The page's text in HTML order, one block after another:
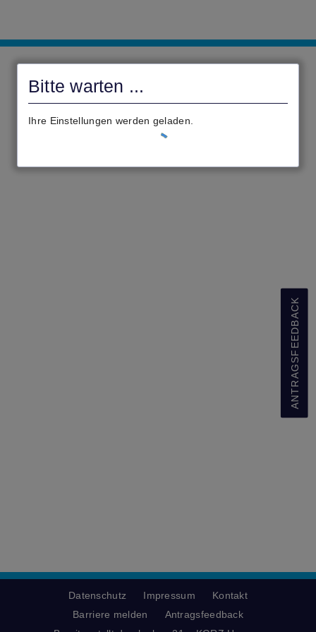
Bitte warten ...
Ihre Einstellungen werden geladen.
ANTRAGSFEEDBACK
Datenschutz Impressum
Kontakt
Barriere melden
Antragsfeedback